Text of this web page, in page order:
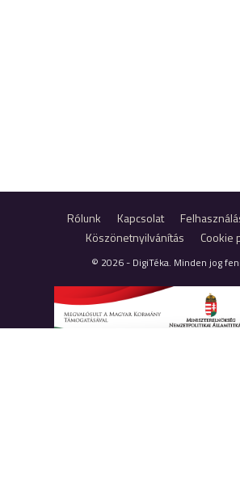
Rólunk Kapcsolat
Köszönetnyilvánítás
Cookie
© 2026 - DigiTéka. Minden jog